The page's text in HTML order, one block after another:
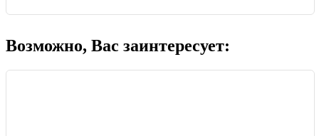
Возможно, Вас заинтересует: